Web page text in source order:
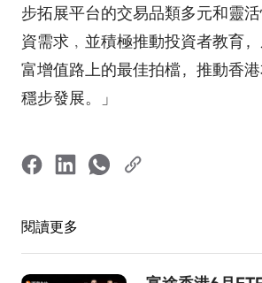
步拓展平台的交易品類多元和靈
資需求﹐並積極推動投資者教育
富增值路上的最佳拍檔，推動香
穩步發展。」
閱讀更多